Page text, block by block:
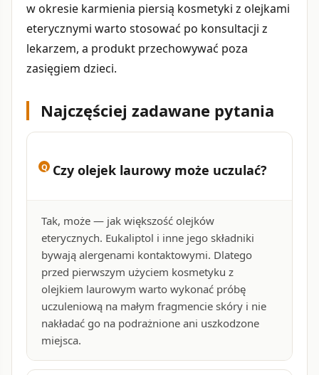
w okresie karmienia piersią kosmetyki z olejkami
eterycznymi warto stosować po konsultacji z
lekarzem, a produkt przechowywać poza
zasięgiem dzieci.
Najczęściej zadawane pytania
Czy olejek laurowy może uczulać?
Tak, może — jak większość olejków
eterycznych. Eukaliptol i inne jego składniki
bywają alergenami kontaktowymi. Dlatego
przed pierwszym użyciem kosmetyku z
olejkiem laurowym warto wykonać próbę
uczuleniową na małym fragmencie skóry i nie
nakładać go na podrażnione ani uszkodzone
miejsca.